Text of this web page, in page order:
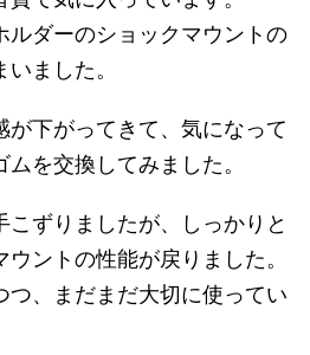
ルダーのショックマウントの
ました。
が下がってきて、気になって
を交換してみました。
ずりましたが、しっかりと
ントの性能が戻りました。
つ、まだまだ大切に使ってい